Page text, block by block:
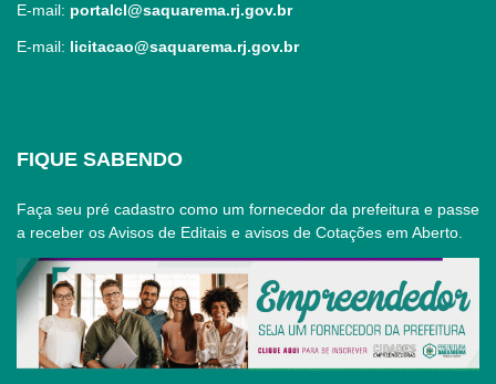
E-mail: portalcl@saquarema.rj.gov.br
E-mail: licitacao@saquarema.rj.gov.br
FIQUE SABENDO
Faça seu pré cadastro como um fornecedor da prefeitura e passe
a receber os Avisos de Editais e avisos de Cotações em Aberto.